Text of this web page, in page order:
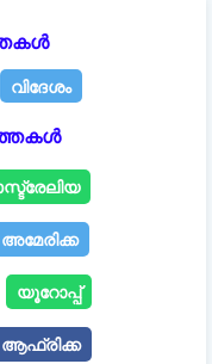
വിദേശം
അമേരിക്ക
യൂറോപ്പ്
ആഫ്രിക്ക